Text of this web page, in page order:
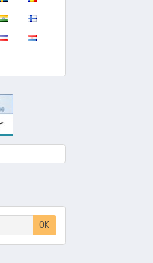
OK